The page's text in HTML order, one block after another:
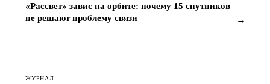
«Рассвет» завис на орбите: почему 15 спутников
не решают проблему связи
→
ЖУРНАЛ